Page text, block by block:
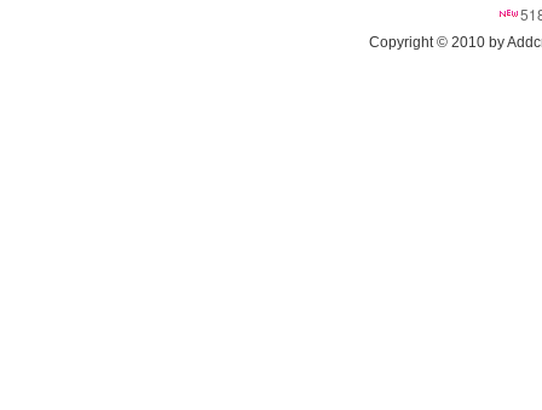
Copyright © 2010 by